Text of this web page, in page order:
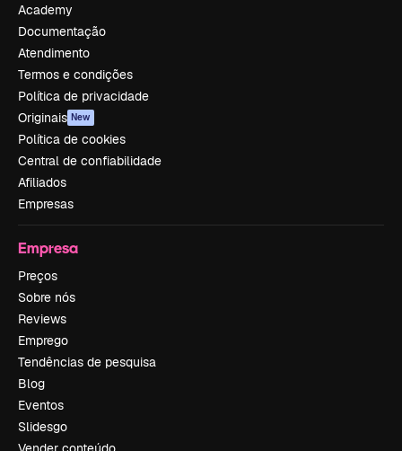
Academy
Documentação
Atendimento
Termos e condições
Política de privacidade
Originais New
Política de cookies
Central de confiabilidade
Afiliados
Empresas
Empresa
Preços
Sobre nós
Reviews
Emprego
Tendências de pesquisa
Blog
Eventos
Slidesgo